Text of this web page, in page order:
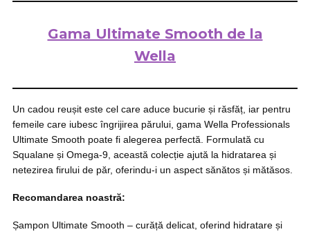
Gama Ultimate Smooth de la
Wella
Un cadou reușit este cel care aduce bucurie și răsfăț, iar pentru
femeile care iubesc îngrijirea părului, gama Wella Professionals
Ultimate Smooth poate fi alegerea perfectă. Formulată cu
Squalane și Omega-9, această colecție ajută la hidratarea și
netezirea firului de păr, oferindu-i un aspect sănătos și mătăsos.
Recomandarea noastră:
Șampon Ultimate Smooth – curăță delicat, oferind hidratare și